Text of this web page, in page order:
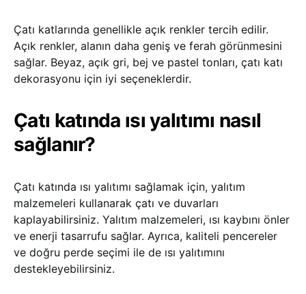
Çatı katlarında genellikle açık renkler tercih edilir.
Açık renkler, alanın daha geniş ve ferah görünmesini
sağlar. Beyaz, açık gri, bej ve pastel tonları, çatı katı
dekorasyonu için iyi seçeneklerdir.
Çatı katında ısı yalıtımı nasıl
sağlanır?
Çatı katında ısı yalıtımı sağlamak için, yalıtım
malzemeleri kullanarak çatı ve duvarları
kaplayabilirsiniz. Yalıtım malzemeleri, ısı kaybını önler
ve enerji tasarrufu sağlar. Ayrıca, kaliteli pencereler
ve doğru perde seçimi ile de ısı yalıtımını
destekleyebilirsiniz.